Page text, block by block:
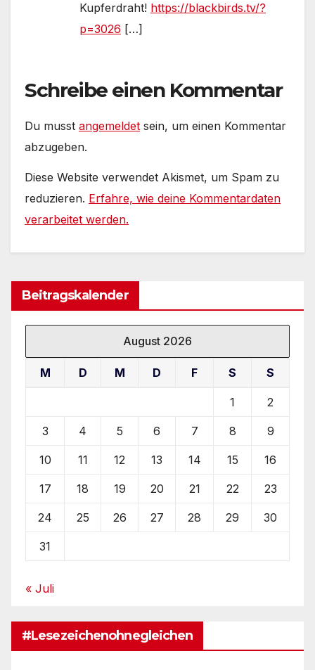
Kupferdraht! https://blackbirds.tv/?
p=3026 […]
Schreibe einen Kommentar
Du musst angemeldet sein, um einen Kommentar
abzugeben.
Diese Website verwendet Akismet, um Spam zu
reduzieren. Erfahre, wie deine Kommentardaten
verarbeitet werden.
Beitragskalender
August 2026
M D M D F S S
1 2
3 4 5 6 7 8 9
10 11 12 13 14 15 16
17 18 19 20 21 22 23
24 25 26 27 28 29 30
31
« Juli
#Lesezeichenohnegleichen